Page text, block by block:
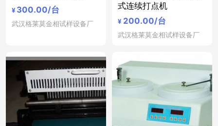
¥ 300.00/台
武汉格莱莫金相试样设备厂
式连续打点机
¥ 200.00/台
武汉格莱莫金相试样设备厂